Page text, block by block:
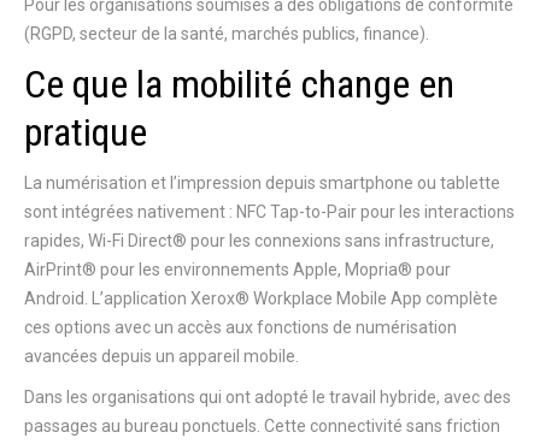
Pour les organisations soumises à des obligations de conformité
(RGPD, secteur de la santé, marchés publics, finance).
Ce que la mobilité change en
pratique
La numérisation et l’impression depuis smartphone ou tablette
sont intégrées nativement : NFC Tap-to-Pair pour les interactions
rapides, Wi-Fi Direct® pour les connexions sans infrastructure,
AirPrint® pour les environnements Apple, Mopria® pour
Android. L’application Xerox® Workplace Mobile App complète
ces options avec un accès aux fonctions de numérisation
avancées depuis un appareil mobile.
Dans les organisations qui ont adopté le travail hybride, avec des
passages au bureau ponctuels. Cette connectivité sans friction